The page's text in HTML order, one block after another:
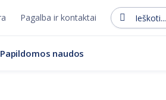
Pagalba ir kontaktai Ieškoti...
Papildomos naudos